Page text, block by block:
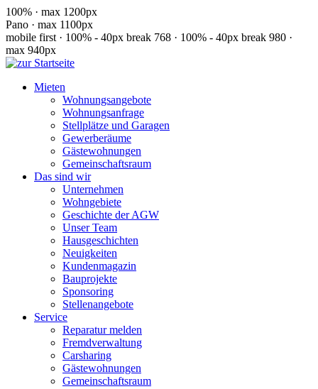
100% · max 1200px
Pano · max 1100px
mobile first · 100% - 40px break 768 · 100% - 40px break 980 ·
max 940px
Mieten
Wohnungsangebote
Wohnungsanfrage
Stellplätze und Garagen
Gewerberäume
Gästewohnungen
Gemeinschaftsraum
Das sind wir
Unternehmen
Wohngebiete
Geschichte der AGW
Unser Team
Hausgeschichten
Neuigkeiten
Kundenmagazin
Bauprojekte
Sponsoring
Stellenangebote
Service
Reparatur melden
Fremdverwaltung
Carsharing
Gästewohnungen
Gemeinschaftsraum